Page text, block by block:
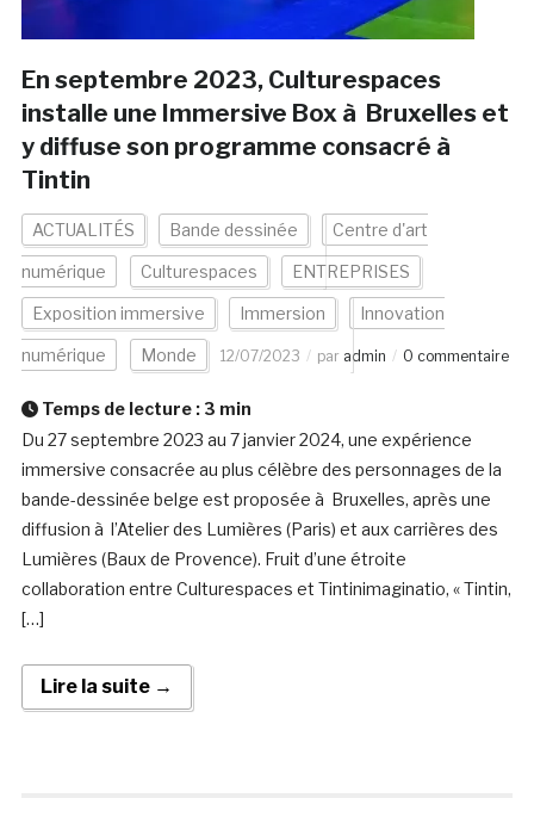
En septembre 2023, Culturespaces
installe une Immersive Box à Bruxelles et
y diffuse son programme consacré à
Tintin
ACTUALITÉS Bande dessinée Centre d'art
numérique Culturespaces ENTREPRISES
Exposition immersive Immersion Innovation
numérique Monde 12/07/2023 par admin 0 commentaire
Temps de lecture : 3 min
Du 27 septembre 2023 au 7 janvier 2024, une expérience
immersive consacrée au plus célèbre des personnages de la
bande-dessinée belge est proposée à Bruxelles, après une
diffusion à l’Atelier des Lumières (Paris) et aux carrières des
Lumières (Baux de Provence). Fruit d’une étroite
collaboration entre Culturespaces et Tintinimaginatio, « Tintin,
[…]
Lire la suite →